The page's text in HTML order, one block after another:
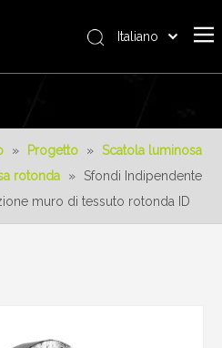
Italiano
» Progetto » Scatola luminosa
rotonda »
Sfondi Indipendente
muro di tessuto rotonda ID